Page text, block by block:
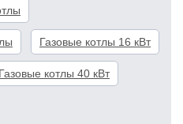
Газовые котлы 16 кВт
Газовые котлы 40 кВт